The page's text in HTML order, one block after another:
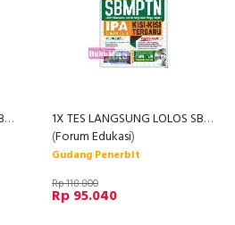
1X TES LANGSUNG LOLOS SBMPTN IPC SAINTEK SOSHUM
1X TES LANGSUNG LOLOS SBMPTN IPA SAINTEK
(Forum Edukasi)
Gudang Penerbit
Rp 118.800
Rp 95.040